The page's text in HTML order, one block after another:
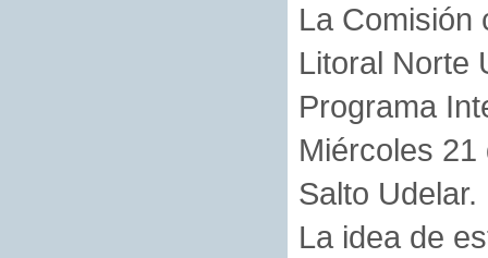
La Comisión
Litoral Norte
Programa
Miércoles
Salto Udelar.
La idea de